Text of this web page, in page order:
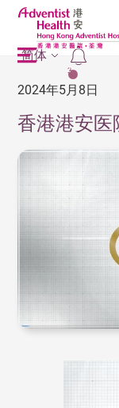
2
简体
2024年5月8日
香港港安